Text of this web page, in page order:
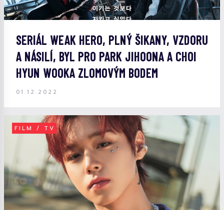
SERIÁL WEAK HERO, PLNÝ ŠIKANY, VZDORU
A NÁSILÍ, BYL PRO PARK JIHOONA A CHOI
HYUN WOOKA ZLOMOVÝM BODEM
01.12.2022
FILM / TV